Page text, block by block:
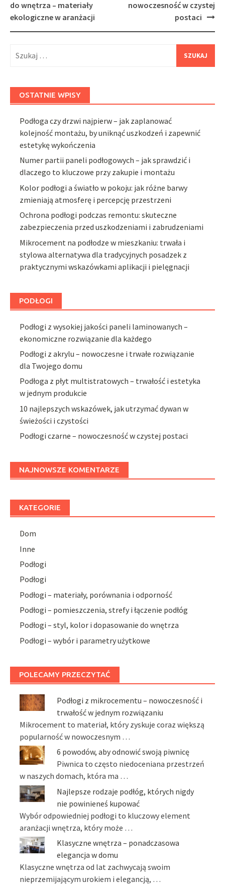
navigation
do wnętrza – materiały
ekologiczne w aranżacji
nowoczesność w czystej
postaci
OSTATNIE WPISY
Podłoga czy drzwi najpierw – jak zaplanować
kolejność montażu, by uniknąć uszkodzeń i zapewnić
estetykę wykończenia
Numer partii paneli podłogowych – jak sprawdzić i
dlaczego to kluczowe przy zakupie i montażu
Kolor podłogi a światło w pokoju: jak różne barwy
zmieniają atmosferę i percepcję przestrzeni
Ochrona podłogi podczas remontu: skuteczne
zabezpieczenia przed uszkodzeniami i zabrudzeniami
Mikrocement na podłodze w mieszkaniu: trwała i
stylowa alternatywa dla tradycyjnych posadzek z
praktycznymi wskazówkami aplikacji i pielęgnacji
PODŁOGI
Podłogi z wysokiej jakości paneli laminowanych –
ekonomiczne rozwiązanie dla każdego
Podłogi z akrylu – nowoczesne i trwałe rozwiązanie
dla Twojego domu
Podłoga z płyt multistratowych – trwałość i estetyka
w jednym produkcie
10 najlepszych wskazówek, jak utrzymać dywan w
świeżości i czystości
Podłogi czarne – nowoczesność w czystej postaci
NAJNOWSZE KOMENTARZE
KATEGORIE
Dom
Inne
Podłogi
Podłogi
Podłogi – materiały, porównania i odporność
Podłogi – pomieszczenia, strefy i łączenie podłóg
Podłogi – styl, kolor i dopasowanie do wnętrza
Podłogi – wybór i parametry użytkowe
POLECAMY PRZECZYTAĆ
Podłogi z mikrocementu – nowoczesność i
trwałość w jednym rozwiązaniu
Mikrocement to materiał, który zyskuje coraz większą
popularność w nowoczesnym …
6 powodów, aby odnowić swoją piwnicę
Piwnica to często niedoceniana przestrzeń
w naszych domach, która ma …
Najlepsze rodzaje podłóg, których nigdy
nie powinieneś kupować
Wybór odpowiedniej podłogi to kluczowy element
aranżacji wnętrza, który może …
Klasyczne wnętrza – ponadczasowa
elegancja w domu
Klasyczne wnętrza od lat zachwycają swoim
nieprzemijającym urokiem i elegancją, …